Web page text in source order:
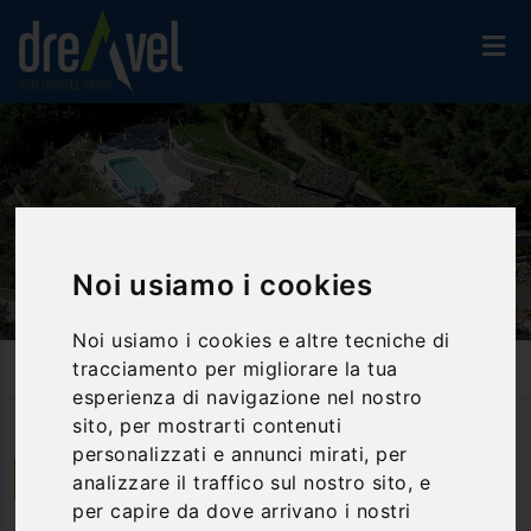
Noi usiamo i cookies
Noi usiamo i cookies e altre tecniche di
tracciamento per migliorare la tua
esperienza di navigazione nel nostro
sito, per mostrarti contenuti
personalizzati e annunci mirati, per
analizzare il traffico sul nostro sito, e
per capire da dove arrivano i nostri
Accommodation
Country House & Resort
Ferentillo | Umbria